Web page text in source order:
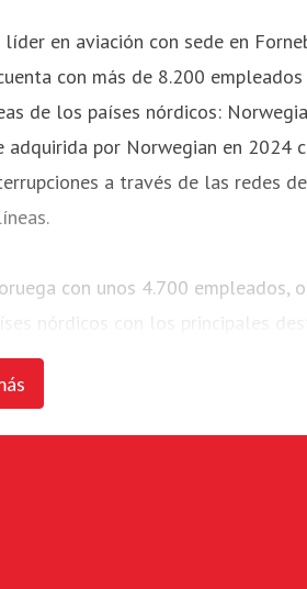
en aviación con sede en
con más de 8.200 empleados
de los países nórdicos:
adquirida por Norwegian en 2024
a través de las redes
con unos 4.700 empleados,
nórdicos con los principales
más de 20 millones de pasajeros y
737-800 y 737 MAX 8.